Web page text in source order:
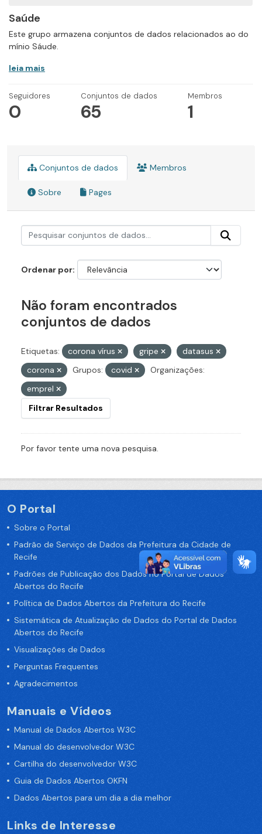
Saúde
Este grupo armazena conjuntos de dados relacionados ao do
mínio Sáude.
leia mais
Seguidores
0
Conjuntos de dados
65
Membros
1
Conjuntos de dados Membros
Sobre Pages
Ordenar por
Não foram encontrados
conjuntos de dados
Etiquetas: corona vírus gripe
datasus
corona
Grupos: covid
Organizações:
emprel
Filtrar Resultados
Por favor tente uma nova pesquisa.
O Portal
Sobre o Portal
Padrão de Serviço de Dados da Prefeitura da Cidade de
Recife
Padrões de Publicação dos Dados no Portal de Dados
Abertos do Recife
Política de Dados Abertos da Prefeitura do Recife
Sistemática de Atualização de Dados do Portal de Dados
Abertos do Recife
Visualizações de Dados
Perguntas Frequentes
Agradecimentos
Manuais e Vídeos
Manual de Dados Abertos W3C
Manual do desenvolvedor W3C
Cartilha do desenvolvedor W3C
Guia de Dados Abertos OKFN
Dados Abertos para um dia a dia melhor
Links de Interesse